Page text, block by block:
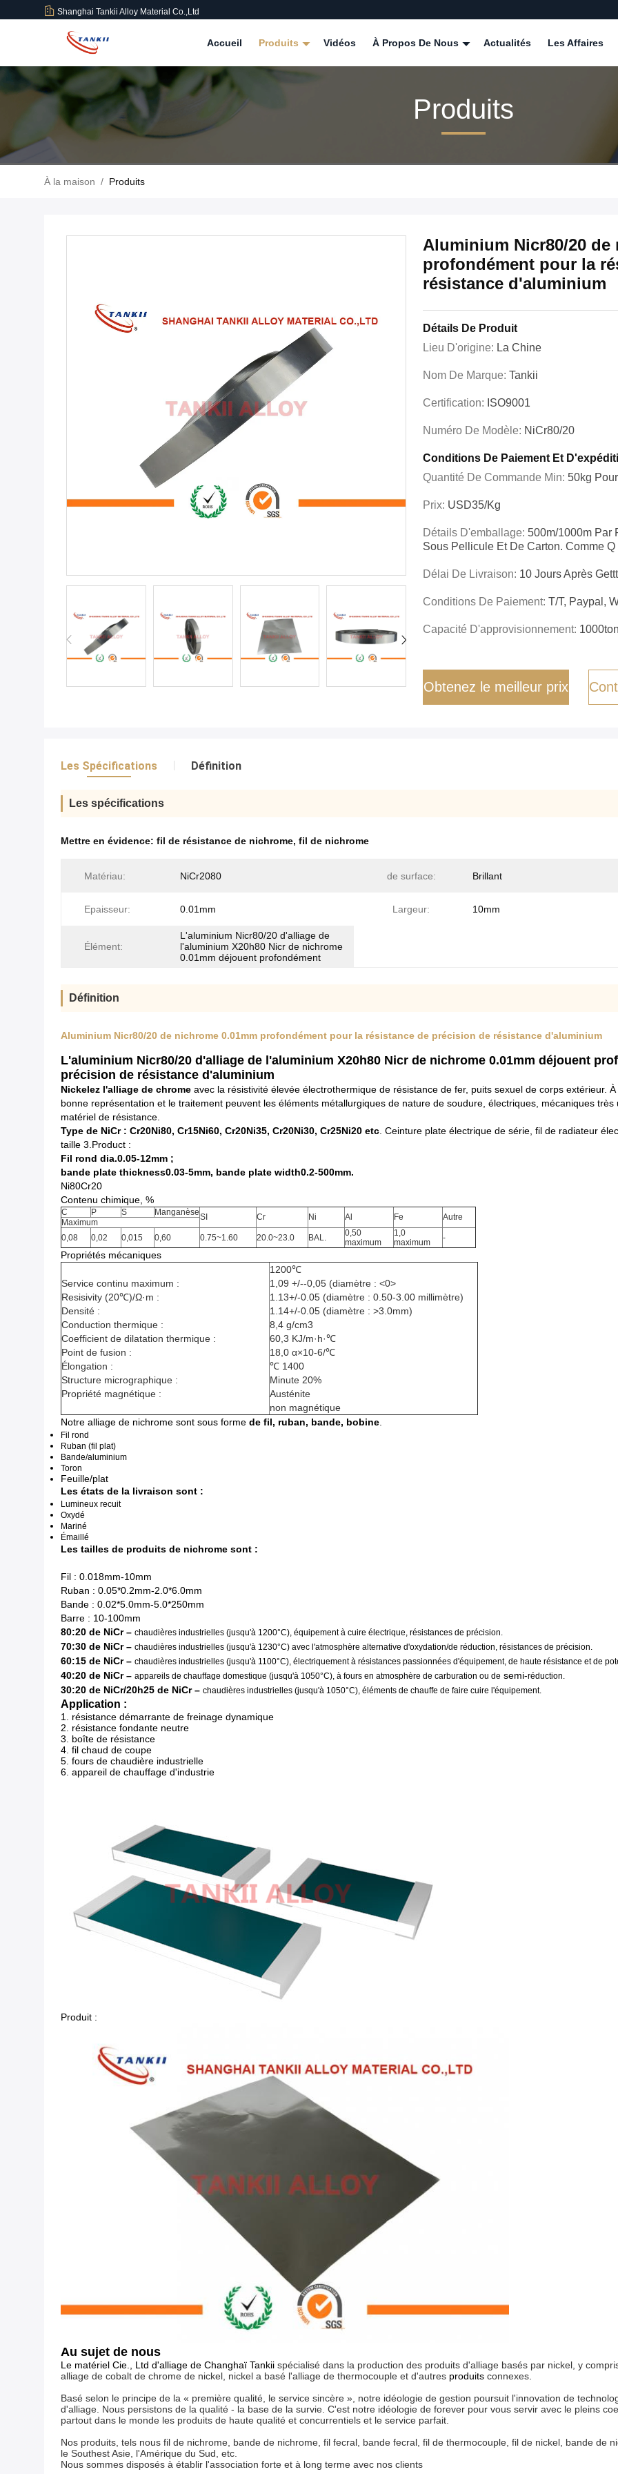
Shanghai Tankii Alloy Material Co.,Ltd
Accueil Produits Vidéos À Propos De Nous Actualités Les Affaires
Produits
À la maison / Produits
Aluminium Nicr80/20 de
profondément pour la
résistance d'aluminium
Détails De Produit
Lieu D'origine: La Chine
Nom De Marque: Tankii
Certification: ISO9001
Numéro De Modèle: NiCr80/20
Conditions De Paiement Et
Quantité De Commande Min: 50kg
Prix: USD35/kg
Détails D'emballage: 500m/1000m Par
Sous Pellicule Et De Carton. Comme Q
Délai De Livraison: 10 Jours Après
Conditions De Paiement: T/T, Paypal,
Capacité D'approvisionnement:
Obtenez le meilleur prix
Les Spécifications Définition
Les spécifications
Mettre en évidence: fil de résistance de nichrome, fil de nichrome
Matériau: NiCr2080 de surface: Brillant
Epaisseur: 0.01mm Largeur: 10mm
Élément:
L'aluminium Nicr80/20 d'alliage de
l'aluminium X20h80 Nicr de nichrome
0.01mm déjouent profondément
Définition
Aluminium Nicr80/20 de nichrome 0.01mm profondément pour la résistance de précision de résistance d'aluminium
L'aluminium Nicr80/20 d'alliage de l'aluminium X20h80 Nicr de nichrome 0.01mm déjouent
précision de résistance d'aluminium
Nickelez l'alliage de chrome avec la résistivité élevée électrothermique de résistance de fer, puits sexuel de corps extérieur.
bonne représentation et le traitement peuvent les éléments métallurgiques de nature de soudure, électriques, mécaniques
matériel de résistance.
Type de NiCr : Cr20Ni80, Cr15Ni60, Cr20Ni35, Cr20Ni30, Cr25Ni20 etc . Ceinture plate électrique de série, fil de radiateur
taille 3.Product :
Fil rond dia.0.05-12mm ;
bande plate thickness0.03-5mm, bande plate width0.2-500mm.
Ni80Cr20
Contenu chimique, %
C P S ManganèseSI Cr Ni Al Fe Autre
Maximum
0,08
0,02 0,015 0,60 0.75~1.60 20.0~23.0 BAL.
0,50
maximum
1,0
maximum
-
Propriétés mécaniques
Service continu maximum :
Resisivity (20℃)/Ω·m :
Densité :
Conduction thermique :
Coefficient de dilatation thermique :
Point de fusion :
Élongation :
Structure micrographique :
Propriété magnétique :
1200℃
1,09 +/--0,05 (diamètre : <0>
1.13+/-0.05 (diamètre : 0.50-3.00 millimètre)
1.14+/-0.05 (diamètre : >3.0mm)
8,4 g/cm3
60,3 KJ/m·h·℃
18,0 α×10-6/℃
℃ 1400
Minute 20%
Austénite
non magnétique
Notre alliage de nichrome sont sous forme de fil, ruban, bande, bobine
Fil rond
Ruban (fil plat)
Bande/aluminium
Toron
Feuille/plat
Les états de la livraison sont :
Lumineux recuit
Oxydé
Mariné
Émaillé
Les tailles de produits de nichrome sont :
Fil : 0.018mm-10mm
Ruban : 0.05*0.2mm-2.0*6.0mm
Bande : 0.02*5.0mm-5.0*250mm
Barre : 10-100mm
80:20 de NiCr – chaudières industrielles (jusqu'à 1200°C), équipement à cuire électrique, résistances de précision.
70:30 de NiCr – chaudières industrielles (jusqu'à 1230°C) avec l'atmosphère alternative d'oxydation/de réduction, résistances de précision.
60:15 de NiCr – chaudières industrielles (jusqu'à 1100°C), électriquement à résistances passionnées d'équipement, de haute résistance et de
40:20 de NiCr – appareils de chauffage domestique (jusqu'à 1050°C), à fours en atmosphère de carburation ou de semi-réduction.
30:20 de NiCr/20h25 de NiCr – chaudières industrielles (jusqu'à 1050°C), éléments de chauffe de faire cuire l'équipement.
Application :
1. résistance démarrante de freinage dynamique
2. résistance fondante neutre
3. boîte de résistance
4. fil chaud de coupe
5. fours de chaudière industrielle
6. appareil de chauffage d'industrie
Produit :
Au sujet de nous
Le matériel Cie., Ltd d'alliage de Changhaï Tankii spécialisé dans la production des produits d'alliage basés par nickel, y
alliage de cobalt de chrome de nickel, nickel a basé l'alliage de thermocouple et d'autres produits connexes
Basé selon le principe de la « première qualité, le service sincère », notre idéologie de gestion poursuit l'innovation de
d'alliage. Nous persistons de la qualité - la base de la survie. C'est notre idéologie de forever pour vous servir avec le pleins
partout dans le monde les produits de haute qualité et concurrentiels et le service parfait.
Nos produits, tels nous fil de nichrome, bande de nichrome, fil fecral, bande fecral, fil de thermocouple, fil de nickel, bande de
le Southest Asie, l'Amérique du Sud, etc.
Nous sommes disposés à établir l'association forte et à long terme avec nos clients